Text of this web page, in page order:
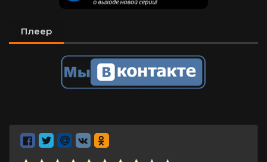
Плеер